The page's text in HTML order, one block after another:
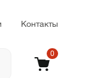
Контакты
0